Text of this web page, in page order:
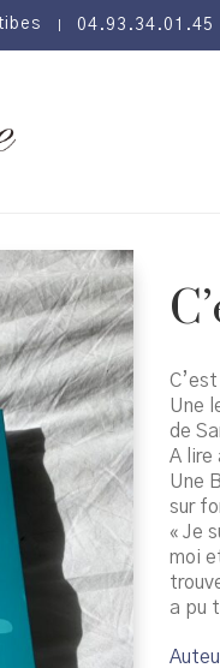
04.93.34.01.45
Une
de
A lire
Une
sur
« Je
moi
a pu